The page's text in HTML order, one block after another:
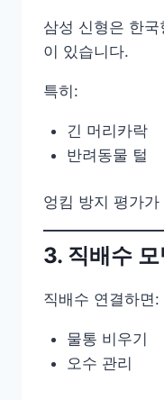
삼성 신형은 한
이 있습니다.
특히:
긴 머리카락
반려동물 털
엉킴 방지 평가
3. 직배수
직배수 연결하면:
물통 비우기
오수 관리